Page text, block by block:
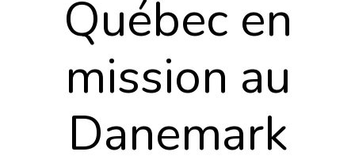
Québec en
mission au
Danemark